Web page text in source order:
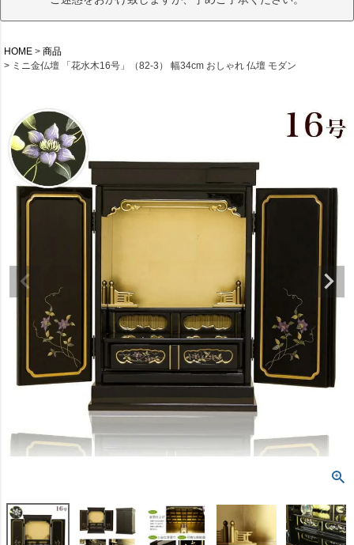
HOME
商品
ミニ金仏壇 「花水木16号」（82-3） 幅34cm おしゃれ 仏壇 モダン